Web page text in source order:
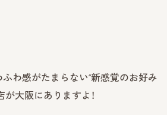
わ感がたまらない“新感覚のお好み
大阪にありますよ！